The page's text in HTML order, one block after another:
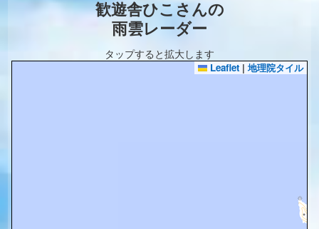
歓遊舎ひこさんの
雨雲レーダー
タップすると拡大します
Leaflet | 地理院タイル